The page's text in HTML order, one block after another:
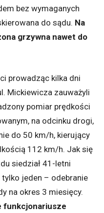
bez wymaganych
do sądu. Na
grzywna nawet do
prowadząc kilka dni
Mickiewicza zauważyli
pomiar prędkości
na odcinku drogi,
do 50 km/h, kierujący
112 km/h. Jak się
siedział 41-letni
tylko jeden – odebranie
na okres 3 miesięcy.
funkcjonariusze